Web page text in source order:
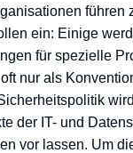
führen
ein: Einige
für spezielle
nur als
der IT- und
vor lassen. Um